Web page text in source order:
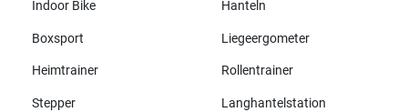
Indoor Bike Hanteln
Boxsport Liegeergometer
Heimtrainer Rollentrainer
Stepper Langhantelstation